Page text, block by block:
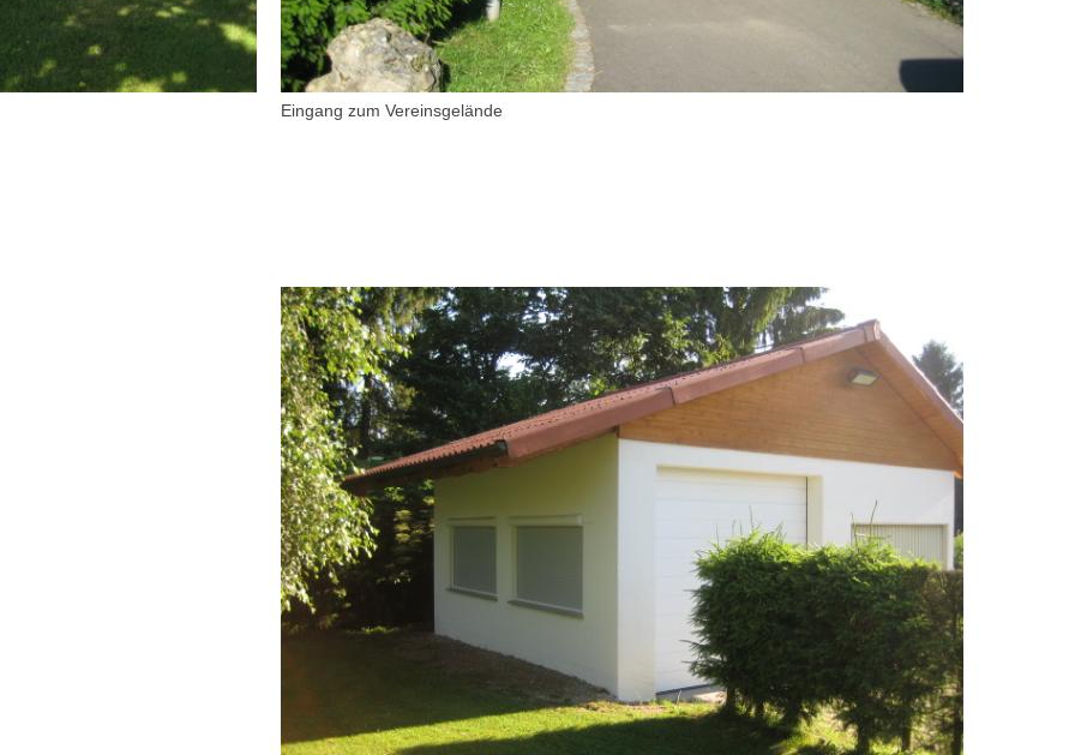
Eingang zum Vereinsgelände